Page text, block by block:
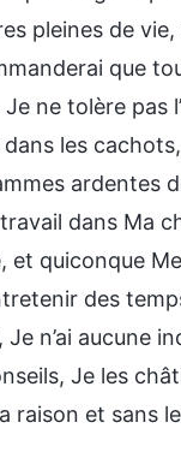
pleines de
que
ne tolère pas
les
ardentes
dans Ma
et quiconque
des
n’ai aucune
Je les
raison et